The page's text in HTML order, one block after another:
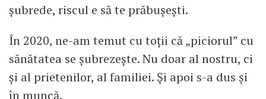
șubrede, riscul e să te prăbușești.
În 2020, ne-am temut cu toții că „piciorul” cu
sănătatea se șubrezește. Nu doar al nostru, ci
și al prietenilor, al familiei. Și apoi s-a dus și
în muncă.